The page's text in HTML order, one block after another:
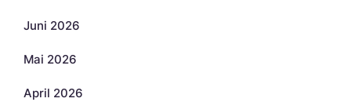
Juni 2026
Mai 2026
April 2026